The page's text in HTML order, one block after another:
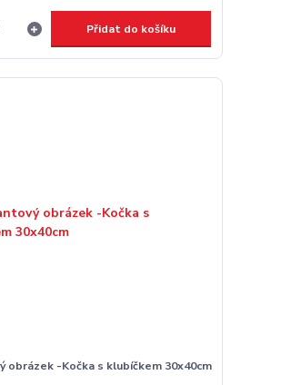
Přidat do košíku
obrázek -Kočka s klubíčkem 30x40cm